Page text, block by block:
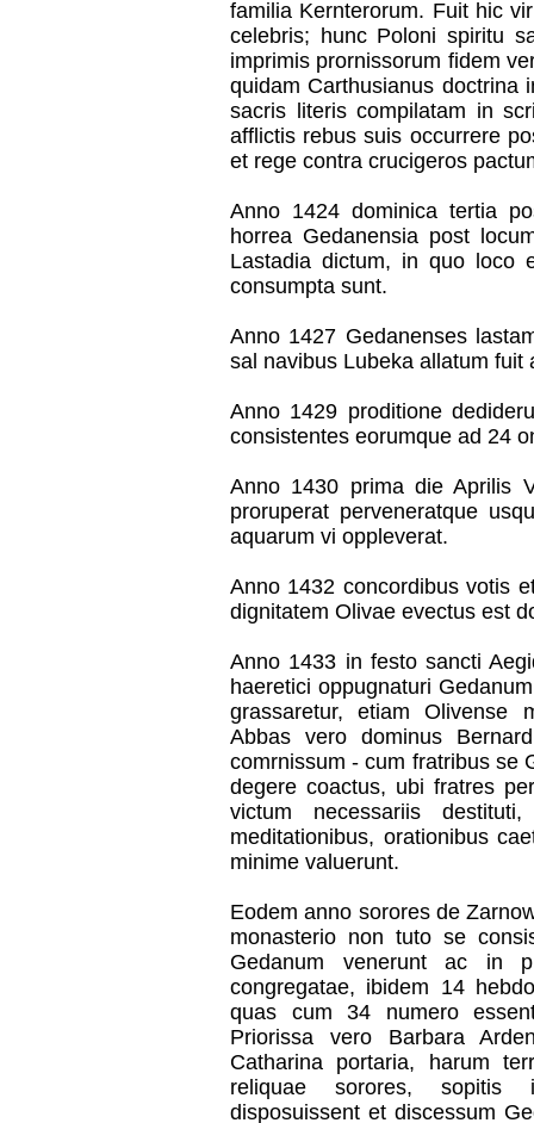
familia Kernterorum. Fuit hic
celebris; hunc Poloni spiritu
imprimis prornissorum fidem
quidam Carthusianus doctrina
sacris literis compilatam in
afflictis rebus suis occurrere
et rege contra crucigeros
Anno 1424 dominica tertia
horrea Gedanensia post
Lastadia dictum, in quo loco
consumpta sunt.
Anno 1427 Gedanenses
sal navibus Lubeka allatum
Anno 1429 proditione
consistentes eorumque ad 24
Anno 1430 prima die Aprilis
proruperat perveneratque
aquarum vi oppleverat.
Anno 1432 concordibus votis
dignitatem Olivae evectus est
Anno 1433 in festo sancti
haeretici oppugnaturi
grassaretur, etiam Olivense
Abbas vero dominus
comrnissum - cum fratribus se
degere coactus, ubi fratres
victum necessariis
meditationibus, orationibus
minime valuerunt.
Eodem anno sorores de
monasterio non tuto se
Gedanum venerunt ac in
congregatae, ibidem 14
quas cum 34 numero
Priorissa vero Barbara
Catharina portaria, harum
reliquae sorores, sopitis
disposuissent et discessum